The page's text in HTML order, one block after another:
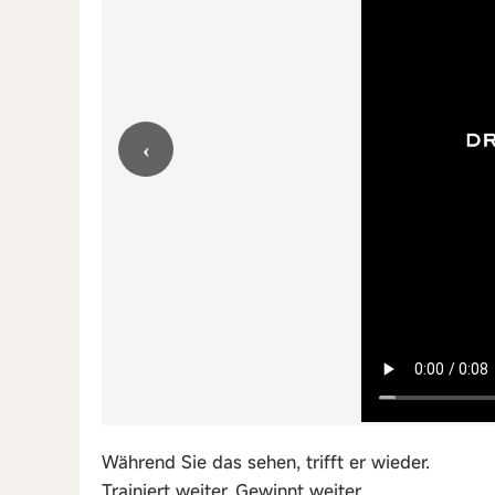
‹
Während Sie das sehen, trifft er wieder.